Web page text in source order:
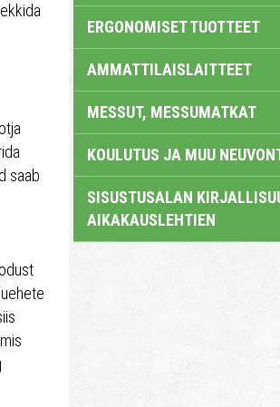
saab
ERGONOMISET TUOTTEET
AMMATTILAISLAITTEET
MESSUT, MESSUMATKAT
KOULUTUS JA MUU
SISUSTUSALAN
AIKAKAUSLEHTIEN